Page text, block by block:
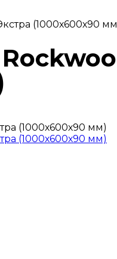
(1000х600х90